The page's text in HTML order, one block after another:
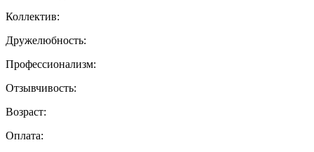
Коллектив:
Дружелюбность:
Профессионализм:
Отзывчивость:
Возраст:
Оплата: